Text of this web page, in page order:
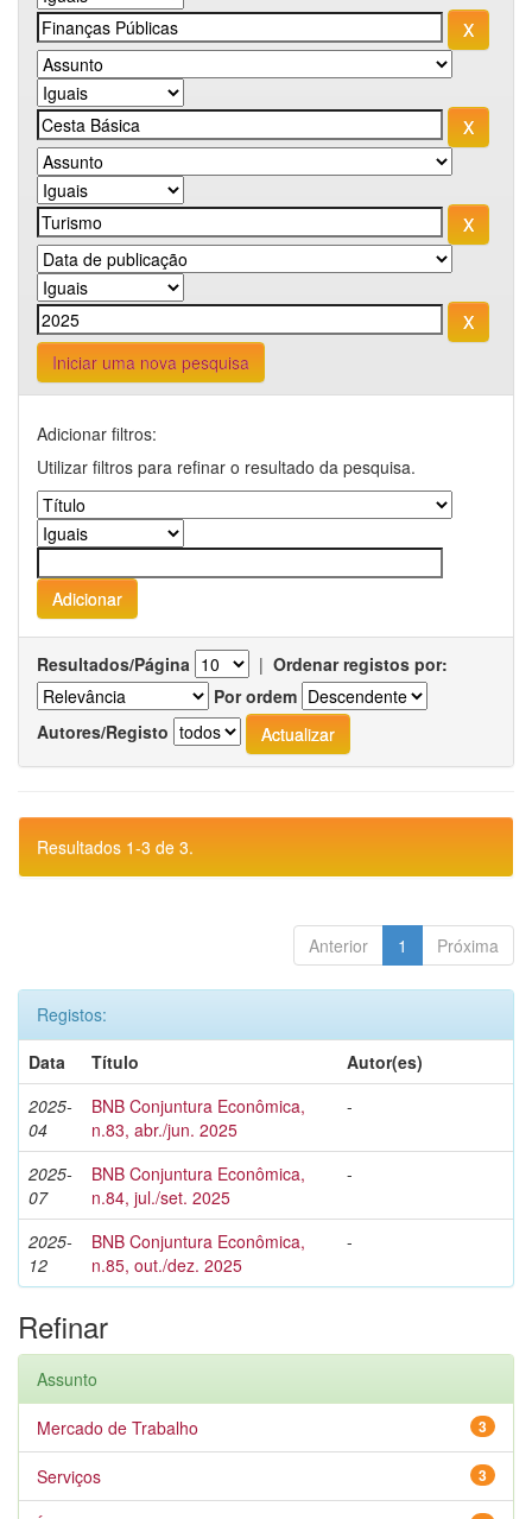
Iniciar uma nova pesquisa
Adicionar filtros:
Utilizar filtros para refinar o resultado da pesquisa.
Resultados/Página | Ordenar registos por:
Por ordem
Autores/Registo
Resultados 1-3 de 3.
Anterior 1 Próxima
Registos:
Data
Título
Autor(es)
2025-
04
BNB Conjuntura Econômica,
n.83, abr./jun. 2025
-
2025-
07
BNB Conjuntura Econômica,
n.84, jul./set. 2025
-
2025-
12
BNB Conjuntura Econômica,
n.85, out./dez. 2025
-
Refinar
Assunto
3
Mercado de Trabalho
3
Serviços